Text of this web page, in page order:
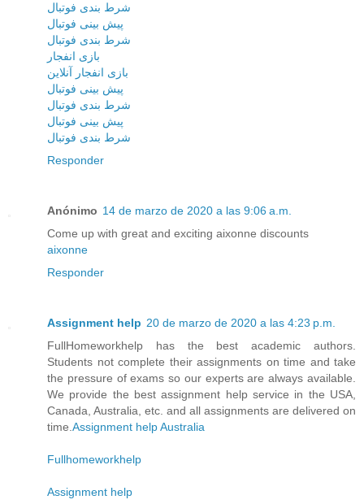
شرط بندی فوتبال
پیش بینی فوتبال
شرط بندی فوتبال
بازی انفجار
بازی انفجار آنلاین
پیش بینی فوتبال
شرط بندی فوتبال
پیش بینی فوتبال
شرط بندی فوتبال
Responder
Anónimo 14 de marzo de 2020 a las 9:06 a.m.
Come up with great and exciting aixonne discounts
aixonne
Responder
Assignment help 20 de marzo de 2020 a las 4:23 p.m.
FullHomeworkhelp has the best academic authors.
Students not complete their assignments on time and take
the pressure of exams so our experts are always available.
We provide the best assignment help service in the USA,
Canada, Australia, etc. and all assignments are delivered on
time. Assignment help Australia
Fullhomeworkhelp
Assignment help